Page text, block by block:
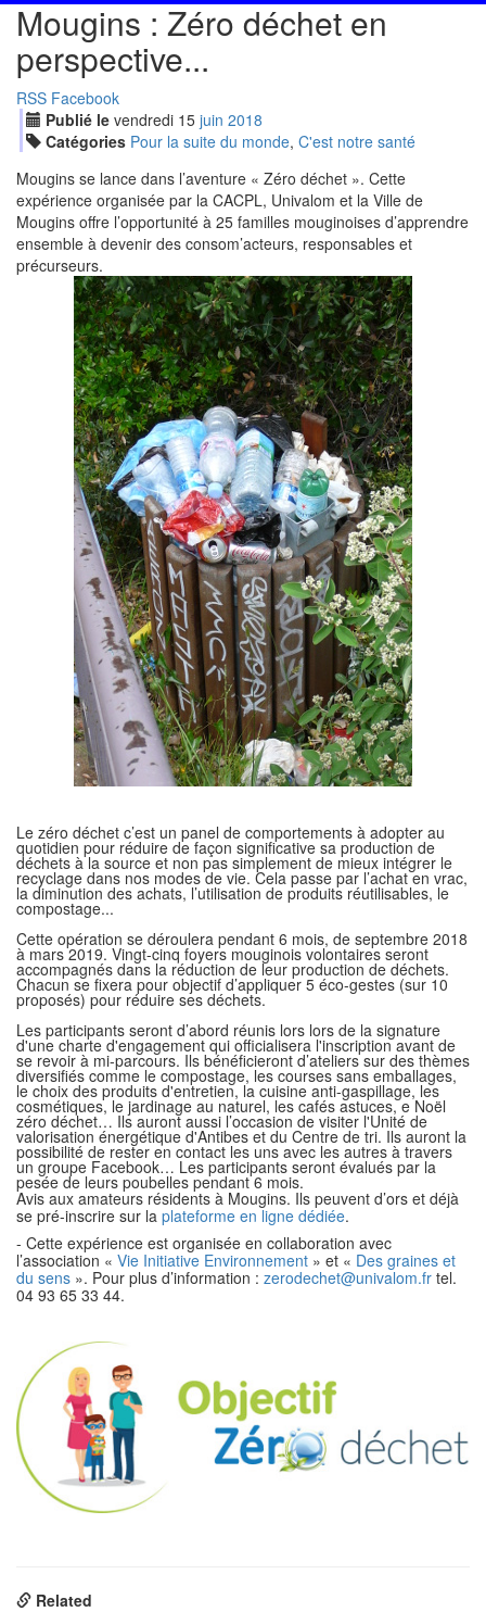
Mougins : Zéro déchet en
perspective...
RSS Facebook
Publié le vendredi 15 juin 2018
Catégories Pour la suite du monde, C'est notre santé
Mougins se lance dans l’aventure « Zéro déchet ». Cette
expérience organisée par la CACPL, Univalom et la Ville de
Mougins offre l’opportunité à 25 familles mouginoises d’apprendre
ensemble à devenir des consom’acteurs, responsables et
précurseurs.
Le zéro déchet c’est un panel de comportements à adopter au
quotidien pour réduire de façon significative sa production de
déchets à la source et non pas simplement de mieux intégrer le
recyclage dans nos modes de vie. Cela passe par l’achat en vrac,
la diminution des achats, l’utilisation de produits réutilisables, le
compostage...
Cette opération se déroulera pendant 6 mois, de septembre 2018
à mars 2019. Vingt-cinq foyers mouginois volontaires seront
accompagnés dans la réduction de leur production de déchets.
Chacun se fixera pour objectif d’appliquer 5 éco-gestes (sur 10
proposés) pour réduire ses déchets.
Les participants seront d’abord réunis lors lors de la signature
d'une charte d'engagement qui officialisera l'inscription avant de
se revoir à mi-parcours. Ils bénéficieront d’ateliers sur des thèmes
diversifiés comme le compostage, les courses sans emballages,
le choix des produits d'entretien, la cuisine anti-gaspillage, les
cosmétiques, le jardinage au naturel, les cafés astuces, e Noël
zéro déchet… Ils auront aussi l’occasion de visiter l'Unité de
valorisation énergétique d'Antibes et du Centre de tri. Ils auront la
possibilité de rester en contact les uns avec les autres à travers
un groupe Facebook… Les participants seront évalués par la
pesée de leurs poubelles pendant 6 mois.
Avis aux amateurs résidents à Mougins. Ils peuvent d’ors et déjà
se pré-inscrire sur la plateforme en ligne dédiée.
- Cette expérience est organisée en collaboration avec
l’association « Vie Initiative Environnement » et « Des graines et
du sens ». Pour plus d’information : zerodechet@univalom.fr tel.
04 93 65 33 44.
Related